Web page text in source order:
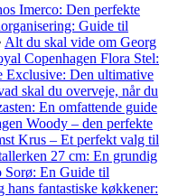
Imerco: Den perfekte
Guide til
Alt du skal vide om Georg
Copenhagen Flora Stel:
Exclusive: Den ultimative
skal du overveje, når du
En omfattende guide
Woody – den perfekte
Krus – Et perfekt valg til
27 cm: En grundig
Sorø: En Guide til
fantastiske køkkener: